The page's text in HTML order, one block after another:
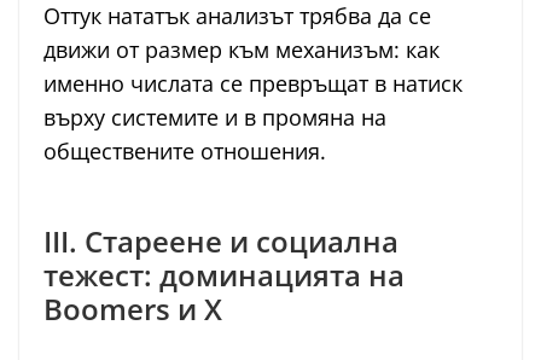
Оттук нататък анализът трябва да се
движи от размер към механизъм: как
именно числата се превръщат в натиск
върху системите и в промяна на
обществените отношения.
III. Стареене и социална
тежест: доминацията на
Boomers и X